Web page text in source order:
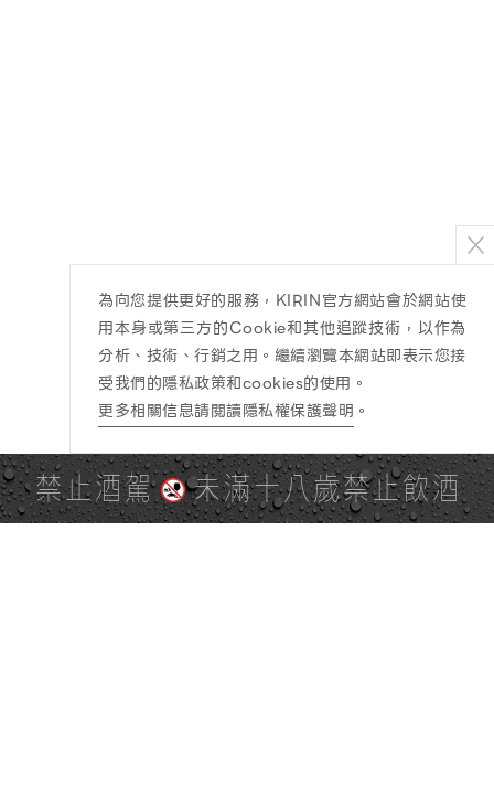
禁止酒駕 未滿十八歲禁止飲酒
為向您提供更好的服務，KIRIN官方網站會於網站使
用本身或第三方的Cookie和其他追蹤技術，以作為
分析、技術、行銷之用。繼續瀏覽本網站即表示您接
受我們的隱私政策和cookies的使用。
更多相關信息請閱讀隱私權保護聲明 。
PAGE TOP